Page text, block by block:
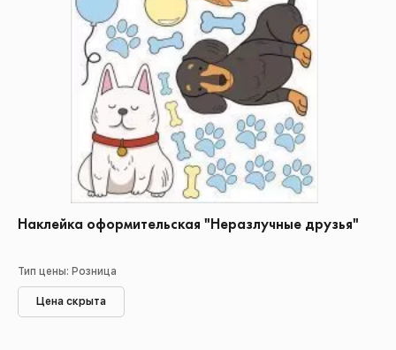
Наклейка оформительская "Неразлучные друзья"
Тип цены: Розница
Цена скрыта